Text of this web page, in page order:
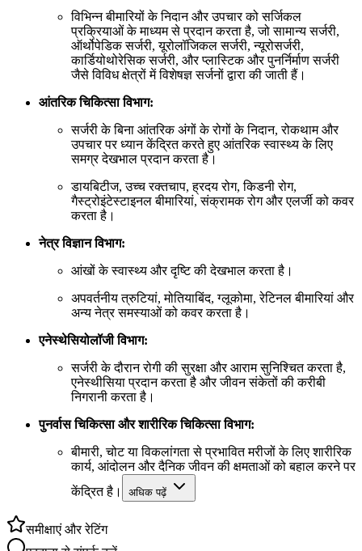
विभिन्न बीमारियों के निदान और उपचार को सर्जिकल
प्रक्रियाओं के माध्यम से प्रदान करता है, जो सामान्य सर्जरी,
ऑर्थोपेडिक सर्जरी, यूरोलॉजिकल सर्जरी, न्यूरोसर्जरी,
कार्डियोथोरेसिक सर्जरी, और प्लास्टिक और पुनर्निर्माण सर्जरी
जैसे विविध क्षेत्रों में विशेषज्ञ सर्जनों द्वारा की जाती हैं।
आंतरिक चिकित्सा विभाग:
सर्जरी के बिना आंतरिक अंगों के रोगों के निदान, रोकथाम और
उपचार पर ध्यान केंद्रित करते हुए आंतरिक स्वास्थ्य के लिए
समग्र देखभाल प्रदान करता है।
डायबिटीज, उच्च रक्तचाप, ह्रदय रोग, किडनी रोग,
गैस्ट्रोइंटेस्टाइनल बीमारियां, संक्रामक रोग और एलर्जी को कवर
करता है।
नेत्र विज्ञान विभाग:
आंखों के स्वास्थ्य और दृष्टि की देखभाल करता है।
अपवर्तनीय त्रुटियां, मोतियाबिंद, ग्लूकोमा, रेटिनल बीमारियां और
अन्य नेत्र समस्याओं को कवर करता है।
एनेस्थेसियोलॉजी विभाग:
सर्जरी के दौरान रोगी की सुरक्षा और आराम सुनिश्चित करता है,
एनेस्थीसिया प्रदान करता है और जीवन संकेतों की करीबी
निगरानी करता है।
पुनर्वास चिकित्सा और शारीरिक चिकित्सा विभाग:
बीमारी, चोट या विकलांगता से प्रभावित मरीजों के लिए शारीरिक
कार्य, आंदोलन और दैनिक जीवन की क्षमताओं को बहाल करने पर
केंद्रित है।
अधिक पढ़ें
समीक्षाएं और रेटिंग